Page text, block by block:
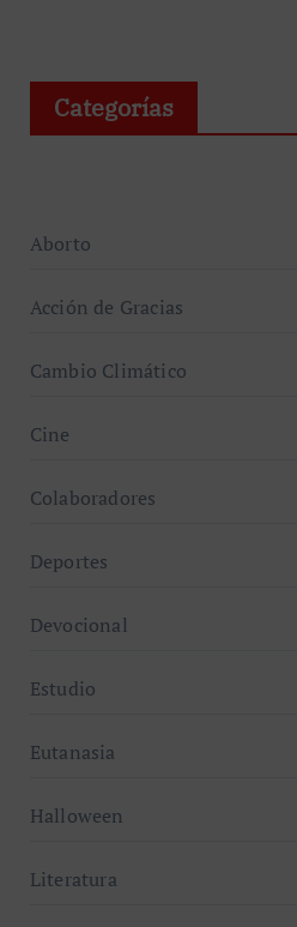
Categorías
Aborto
Acción de Gracias
Cambio Climático
Cine
Colaboradores
Deportes
Devocional
Estudio
Eutanasia
Halloween
Literatura